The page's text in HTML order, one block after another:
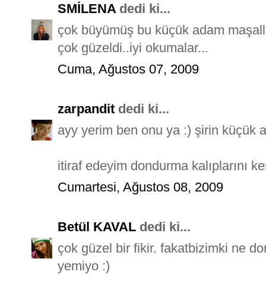
SMİLENA dedi ki...
çok büyümüş bu küçük adam
çok güzeldi..iyi okumalar...
Cuma, Ağustos 07, 2009
zarpandit dedi ki...
ayy yerim ben onu ya :) şirin küçük
itiraf edeyim dondurma kalıplarını
Cumartesi, Ağustos 08, 2009
Betül KAVAL dedi ki...
çok güzel bir fikir. fakatbizimki ne
yemiyo :)